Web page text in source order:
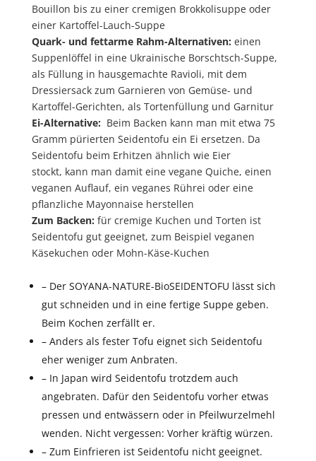
Bouillon bis zu einer cremigen Brokkolisuppe oder
einer Kartoffel-Lauch-Suppe
Quark- und fettarme Rahm-Alternativen: einen
Suppenlöffel in eine Ukrainische Borschtsch-Suppe,
als Füllung in hausgemachte Ravioli, mit dem
Dressiersack zum Garnieren von Gemüse- und
Kartoffel-Gerichten, als Tortenfüllung und Garnitur
Ei-Alternative: Beim Backen kann man mit etwa 75
Gramm pürierten Seidentofu ein Ei ersetzen. Da
Seidentofu beim Erhitzen ähnlich wie Eier
stockt, kann man damit eine vegane Quiche, einen
veganen Auflauf, ein veganes Rührei oder eine
pflanzliche Mayonnaise herstellen
Zum Backen: für cremige Kuchen und Torten ist
Seidentofu gut geeignet, zum Beispiel veganen
Käsekuchen oder Mohn-Käse-Kuchen
– Der SOYANA-NATURE-BioSEIDENTOFU lässt sich
gut schneiden und in eine fertige Suppe geben.
Beim Kochen zerfällt er.
– Anders als fester Tofu eignet sich Seidentofu
eher weniger zum Anbraten.
– In Japan wird Seidentofu trotzdem auch
angebraten. Dafür den Seidentofu vorher etwas
pressen und entwässern oder in Pfeilwurzelmehl
wenden. Nicht vergessen: Vorher kräftig würzen.
– Zum Einfrieren ist Seidentofu nicht geeignet.